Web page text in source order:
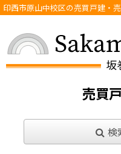
印西市原山中校区の売買戸建・
売買
検